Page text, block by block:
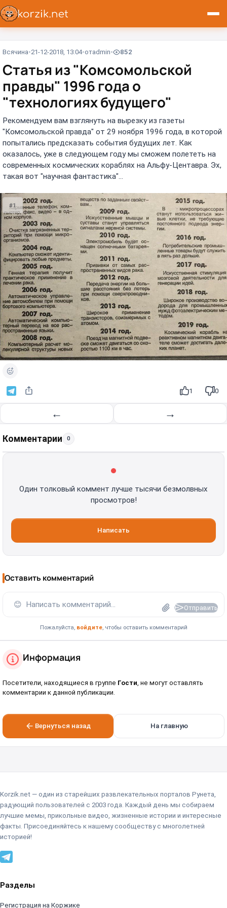
Всячина 21-12-2018, 13:04 отadmin 852
Статья из "Комсомольской
правды" 1996 года о
"технологиях будущего"
Рекомендуем вам взглянуть на вырезку из газеты
"Комсомольской правда" от 29 ноября 1996 года, в которой
попытались предсказать события будущих лет. Как
оказалось, уже в следующем году мы сможем полететь на
современных космических кораблях на Альфу-Центавра. Эх,
такая вот "научная фантастика"...
#1
1 0
← →
Комментарии 0
Один толковый коммент лучше тысячи безмолвных
просмотров!
Написать
Оставить комментарий
😊 Написать комментарий... Отправить
Пожалуйста, войдите, чтобы оставить комментарий
Информация
Посетители, находящиеся в группе Гости , не могут оставлять
комментарии к данной публикации.
Вернуться назад На главную
Korzik.net — один из старейших развлекательных порталов Рунета,
радующий пользователей с 2003 года. Каждый день мы собираем
лучшие мемы, прикольные видео, жизненные истории и интересные
факты. Присоединяйтесь к нашему сообществу с многолетней
историей!
Разделы
Регистрация на Коржике